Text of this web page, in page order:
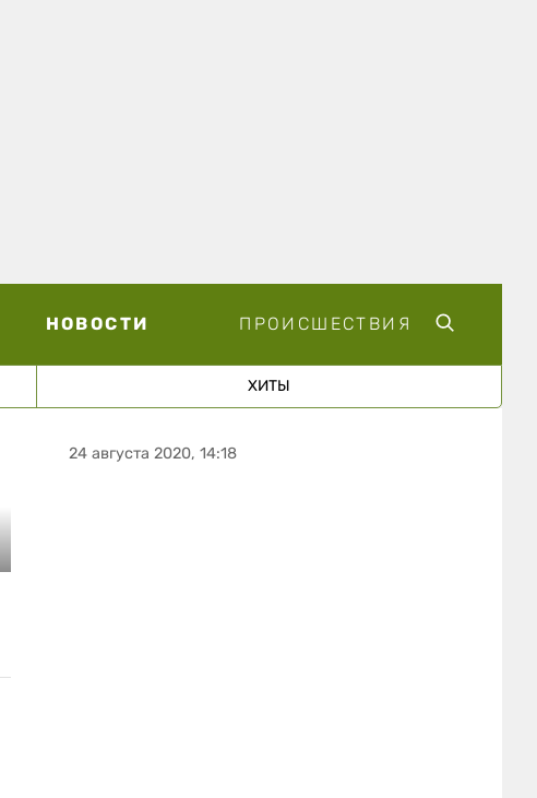
НОВОСТИ ПРОИСШЕСТВИЯ
ХИТЫ
24 августа 2020, 14:18